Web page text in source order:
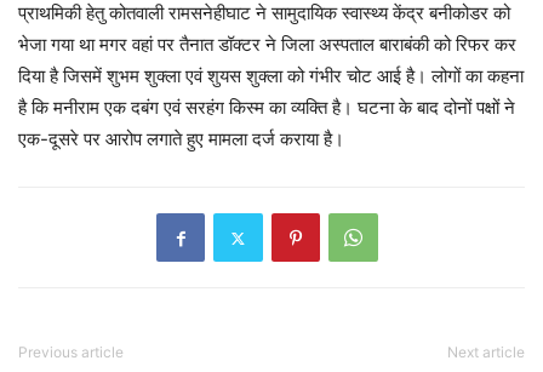
प्राथमिकी हेतु कोतवाली रामसनेहीघाट ने सामुदायिक स्वास्थ्य केंद्र बनीकोडर को
भेजा गया था मगर वहां पर तैनात डॉक्टर ने जिला अस्पताल बाराबंकी को रिफर कर
दिया है जिसमें शुभम शुक्ला एवं शुयस शुक्ला को गंभीर चोट आई है। लोगों का कहना
है कि मनीराम एक दबंग एवं सरहंग किस्म का व्यक्ति है। घटना के बाद दोनों पक्षों ने
एक-दूसरे पर आरोप लगाते हुए मामला दर्ज कराया है।
Previous article Next article